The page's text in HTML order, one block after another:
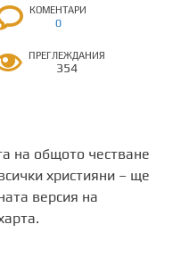
КОМЕНТАРИ
0
ПРЕГЛЕЖДАНИЯ
354
на общото честване
християни – ще
версия на